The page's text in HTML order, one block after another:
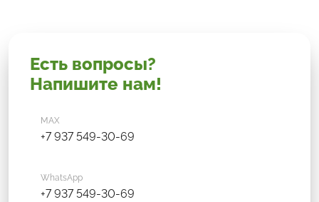
Есть вопросы?
Напишите нам!
MAX
+7 937 549-30-69
WhatsApp
+7 937 549-30-69